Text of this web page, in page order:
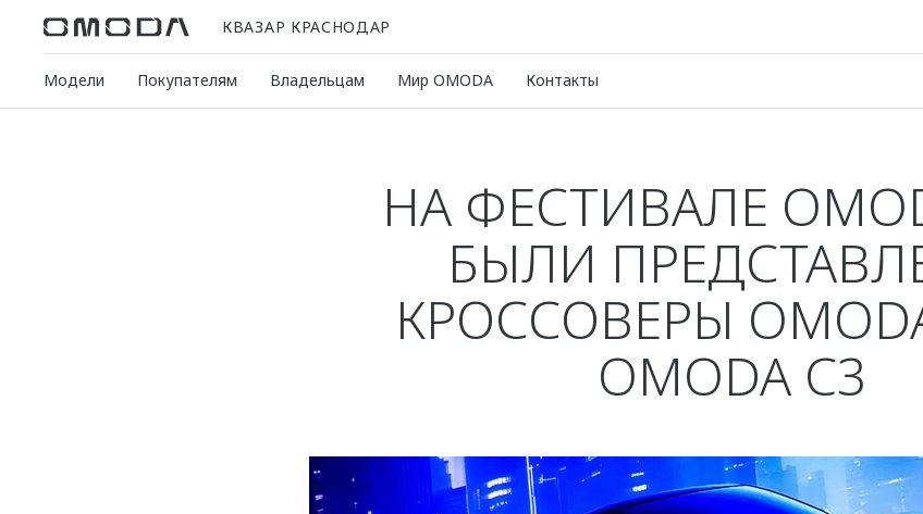
КВАЗАР КРАСНОДАР
Модели Покупателям Владельцам Мир OMODA Контакты
НА ФЕСТИВАЛЕ
БЫЛИ
КРОССОВЕРЫ
OMODA C3